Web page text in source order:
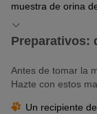
muestra de orina
Preparativos:
Antes de tomar la
Hazte con estos
Un recipiente